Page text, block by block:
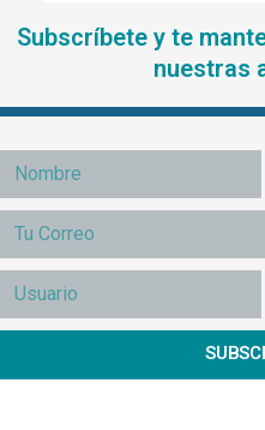
Subscríbete y te
nuestras